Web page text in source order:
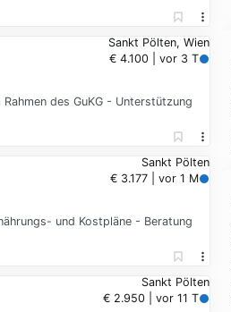
Sankt Pölten, Wien
€ 4.100 | vor 3 T
des GuKG - Unterstützung
Sankt Pölten
€ 3.177 | vor 1 M
und Kostpläne - Beratung
Sankt Pölten
€ 2.950 | vor 11 T